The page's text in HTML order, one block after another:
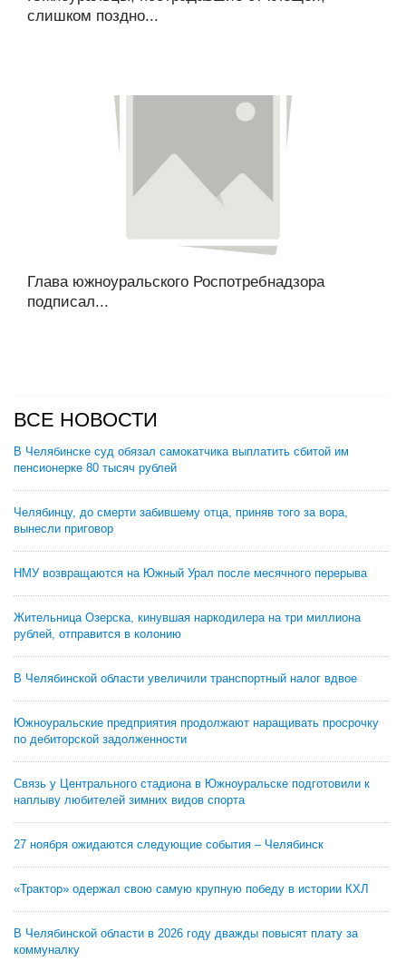
слишком поздно...
Глава южноуральского Роспотребнадзора
подписал...
ВСЕ НОВОСТИ
В Челябинске суд обязал самокатчика выплатить сбитой им
пенсионерке 80 тысяч рублей
Челябинцу, до смерти забившему отца, приняв того за вора,
вынесли приговор
НМУ возвращаются на Южный Урал после месячного перерыва
Жительница Озерска, кинувшая наркодилера на три миллиона
рублей, отправится в колонию
В Челябинской области увеличили транспортный налог вдвое
Южноуральские предприятия продолжают наращивать просрочку
по дебиторской задолженности
Связь у Центрального стадиона в Южноуральске подготовили к
наплыву любителей зимних видов спорта
27 ноября ожидаются следующие события – Челябинск
«Трактор» одержал свою самую крупную победу в истории КХЛ
В Челябинской области в 2026 году дважды повысят плату за
коммуналку